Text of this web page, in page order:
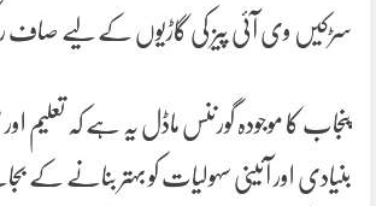
سڑکیں وی آئی پیز کی گاڑیوں کے لیے صاف
پنجاب کا موجودہ گورننس ماڈل یہ ہے کہ تعلیم
بنیادی اور آئینی سہولیات کو بہتر بنانے کے